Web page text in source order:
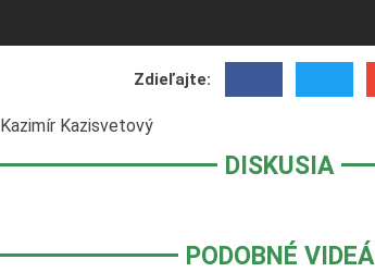
Zdieľajte:
Kazimír Kazisvetový
DISKUSIA
PODOBNÉ VIDEÁ